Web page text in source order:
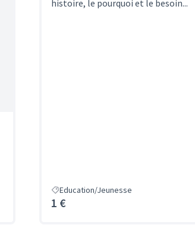
histoire, le pourquoi et le besoin...
Education/Jeunesse
1 €